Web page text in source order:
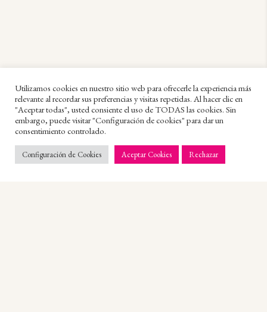
Utilizamos cookies en nuestro sitio web para ofrecerle la experiencia más
relevante al recordar sus preferencias y visitas repetidas. Al hacer clic en
"Aceptar todas", usted consiente el uso de TODAS las cookies. Sin
embargo, puede visitar "Configuración de cookies" para dar un
consentimiento controlado.
Configuración de Cookies Aceptar Cookies Rechazar
1